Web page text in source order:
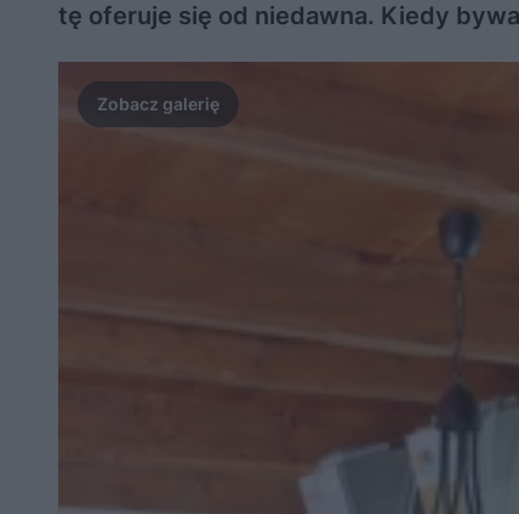
tę oferuje się od niedawna. Kiedy